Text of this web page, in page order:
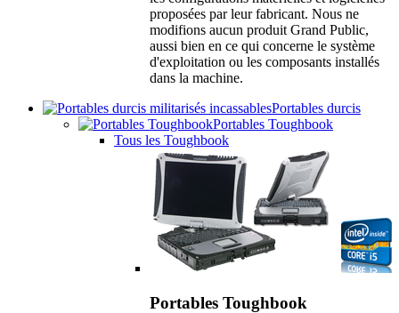
proposées par leur fabricant. Nous ne
modifions aucun produit Grand Public,
aussi bien en ce qui concerne le système
d'exploitation ou les composants installés
dans la machine.
Portables durcis
Portables Toughbook
Tous les Toughbook
Portables Toughbook